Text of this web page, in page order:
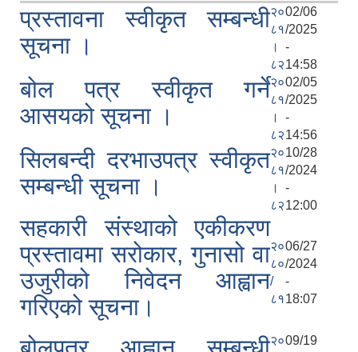
प्रस्तावना स्वीकृत सम्बन्धी
सूचना ।
२०
८१
।
८२
02/06
/2025
-
14:58
बोल पत्र स्वीकृत गर्ने
आसयको सूचना ।
२०
८१
।
८२
02/05
/2025
-
14:56
सिलबन्दी दरभाउपत्र स्वीकृत
सम्बन्धी सूचना ।
२०
८१
।
८२
10/28
/2024
-
12:00
सहकारी संस्थाको एकीकरण
प्रस्तावमा सरोकार, गुनासो वा
उजुरीको निवेदन आह्वान
गरिएको सूचना।
२०
८०
/
८१
06/27
/2024
-
18:07
२०09/19